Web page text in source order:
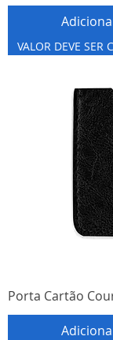
VALOR DEVE SER
Porta Cartão